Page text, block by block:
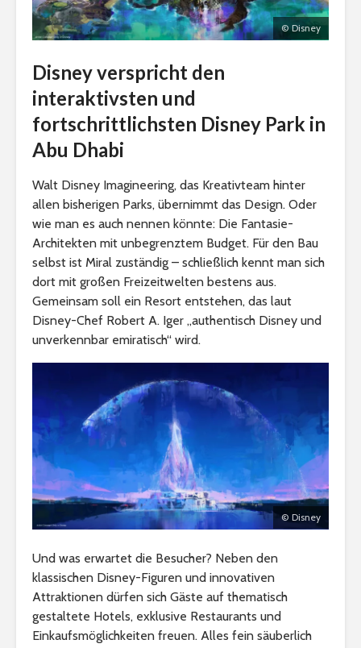
© Disney
Disney verspricht den
interaktivsten und
fortschrittlichsten Disney Park in
Abu Dhabi
Walt Disney Imagineering, das Kreativteam hinter
allen bisherigen Parks, übernimmt das Design. Oder
wie man es auch nennen könnte: Die Fantasie-
Architekten mit unbegrenztem Budget. Für den Bau
selbst ist Miral zuständig – schließlich kennt man sich
dort mit großen Freizeitwelten bestens aus.
Gemeinsam soll ein Resort entstehen, das laut
Disney-Chef Robert A. Iger „authentisch Disney und
unverkennbar emiratisch“ wird.
© Disney
Und was erwartet die Besucher? Neben den
klassischen Disney-Figuren und innovativen
Attraktionen dürfen sich Gäste auf thematisch
gestaltete Hotels, exklusive Restaurants und
Einkaufsmöglichkeiten freuen. Alles fein säuberlich